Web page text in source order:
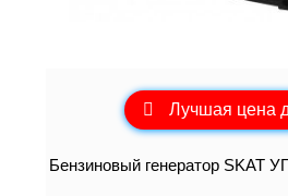
Лучшая цена
Бензиновый генератор SKAT